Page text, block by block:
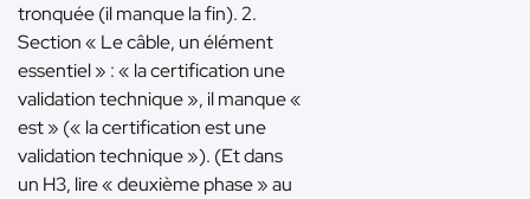
tronquée (il manque la fin). 2.
Section « Le câble, un élément
essentiel » : « la certification une
validation technique », il manque «
est » (« la certification est une
validation technique »). (Et dans
un H3, lire « deuxième phase » au